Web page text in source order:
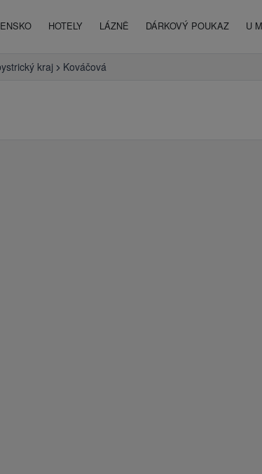
HOTELY LÁZNĚ DÁRKOVÝ POUKAZ U
kraj Kováčová